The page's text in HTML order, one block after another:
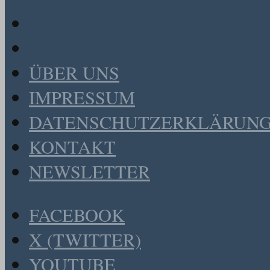
ÜBER UNS
IMPRESSUM
KONTAKT
NEWSLETTER
FACEBOOK
X (TWITTER)
YOUTUBE